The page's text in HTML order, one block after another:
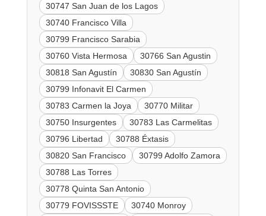
30747 San Juan de los Lagos
30740 Francisco Villa
30799 Francisco Sarabia
30760 Vista Hermosa
30766 San Agustin
30818 San Agustín
30830 San Agustín
30799 Infonavit El Carmen
30783 Carmen la Joya
30770 Militar
30750 Insurgentes
30783 Las Carmelitas
30796 Libertad
30788 Éxtasis
30820 San Francisco
30799 Adolfo Zamora
30788 Las Torres
30778 Quinta San Antonio
30779 FOVISSSTE
30740 Monroy